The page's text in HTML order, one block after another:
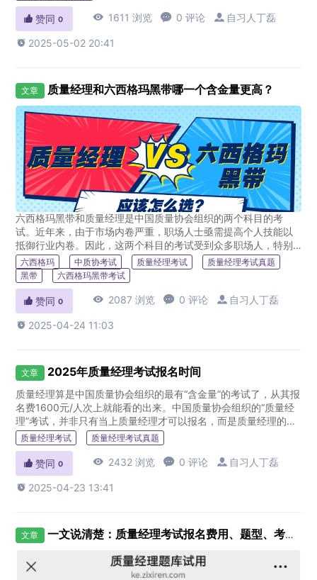
 赞同 0  1611 浏览  0 评论  自习人丁磊
 2025-05-02 20:41
文章 质量经理和六西格玛黑带哪一个含金量更高？
六西格玛黑带和质量经理是中国质量协会组织的两个科目的考
试。近年来，由于市场内卷严重，职场人士亟需提高个人技能以
抵御行业内卷。因此，这两个科目的考试受到众多职场人，特别
是质量行业的相关人员关注。关于这两个证书的含金量，各有侧
重，而且含金量高低...
六西格玛 中质协考试 质量经理考试
质量经理考试真题
黑带
六西格玛黑带考试
 赞同 0  2087 浏览  0 评论  自习人丁磊
 2025-04-24 11:03
文章 2025年质量经理考试报名时间
质量经理算是中国质量协会组织的最有“含金量”的考试了，从其报
名费1600元/人次上就能看的出来。中国质量协会组织的“质量经
理”考试，并非只有当上质量经理才可以报名，而是质量经理的报
名没有任何条件限制，不论你是质量工程师，还是检验员，都可
以报...
质量经理考试 质量经理考试真题
 赞同 0  2432 浏览  0 评论  自习人丁磊
 2025-04-23 13:41
文章 一文说清楚：质量经理考试报名费用、题型、考试时长